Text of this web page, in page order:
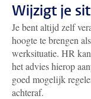
Wijzigt je
Je bent altijd zelf
hoogte te brengen
werksituatie. HR
het advies hierop
goed mogelijk
achteraf.